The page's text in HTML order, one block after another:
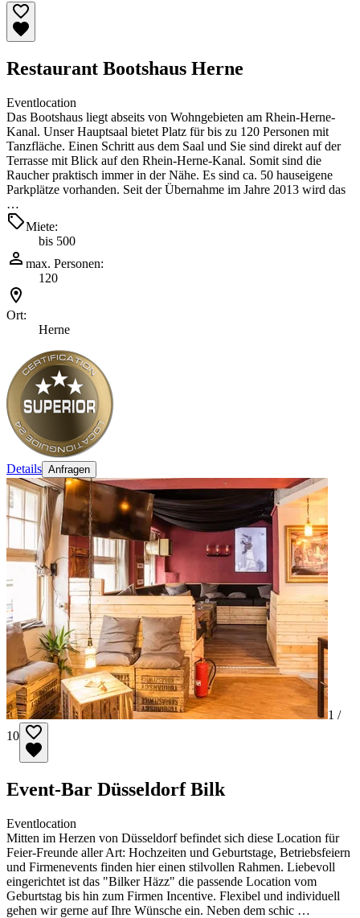
Restaurant Bootshaus Herne
Eventlocation
Das Bootshaus liegt abseits von Wohngebieten am Rhein-Herne-
Kanal. Unser Hauptsaal bietet Platz für bis zu 120 Personen mit
Tanzfläche. Einen Schritt aus dem Saal und Sie sind direkt auf der
Terrasse mit Blick auf den Rhein-Herne-Kanal. Somit sind die
Raucher praktisch immer in der Nähe. Es sind ca. 50 hauseigene
Parkplätze vorhanden. Seit der Übernahme im Jahre 2013 wird das
…
Miete:
bis 500
max. Personen:
120
Ort:
Herne
Details Anfragen
1 /
10
Event-Bar Düsseldorf Bilk
Eventlocation
Mitten im Herzen von Düsseldorf befindet sich diese Location für
Feier-Freunde aller Art: Hochzeiten und Geburtstage, Betriebsfeiern
und Firmenevents finden hier einen stilvollen Rahmen. Liebevoll
eingerichtet ist das "Bilker Häzz" die passende Location vom
Geburtstag bis hin zum Firmen Incentive. Flexibel und individuell
gehen wir gerne auf Ihre Wünsche ein. Neben dem schic …